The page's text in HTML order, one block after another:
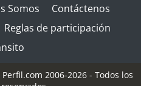
Somos
Contáctenos
Reglas de participación
2006-2026 - Todos los